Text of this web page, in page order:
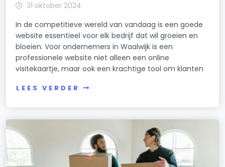
31 oktober 2024
In de competitieve wereld van vandaag is een goede
website essentieel voor elk bedrijf dat wil groeien en
bloeien. Voor ondernemers in Waalwijk is een
professionele website niet alleen een online
visitekaartje, maar ook een krachtige tool om klanten
LEES VERDER